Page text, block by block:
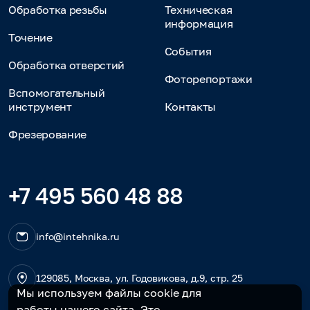
Мы используем файлы cookie для
Обработка резьбы
Точение
Обработка отверстий
Вспомогательный
инструмент
Фрезерование
Техническая
информация
События
Фоторепортажи
Контакты
+7 495 560 48 88
info@intehnika.ru
129085, Москва, ул. Годовикова, д.9, стр. 25